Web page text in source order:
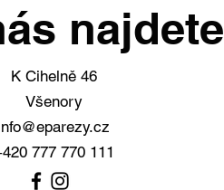
najdete
K Cihelně 46
Všenory
777 770 111